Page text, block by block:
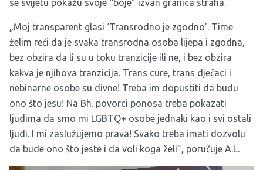
se svijetu pokažu svoje “boje” izvan granica straha.
„Moj transparent glasi ‘Transrodno je zgodno’. Time
želim reći da je svaka transrodna osoba lijepa i zgodna,
bez obzira da li su u toku tranzicije ili ne, i bez obzira
kakva je njihova tranzicija. Trans cure, trans dječaci i
nebinarne osobe su divne! Treba im dopustiti da budu
ono što jesu! Na Bh. povorci ponosa treba pokazati
ljudima da smo mi LGBTQ+ osobe jednaki kao i svi ostali
ljudi. I mi zaslužujemo prava! Svako treba imati dozvolu
da bude ono što jeste i da voli koga želi”, poručuje A.L.